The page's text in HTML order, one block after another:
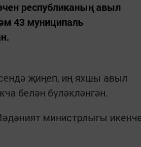
республиканың авыл
43 муниципаль
җиңеп, иң яхшы авыл
белән бүләкләнгән.
министрлыгы